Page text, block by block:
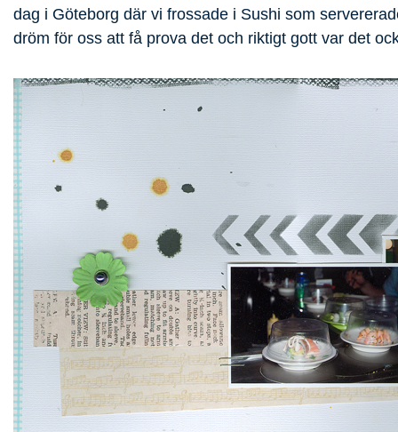
dag i Göteborg där vi frossade i Sushi som
dröm för oss att få prova det och riktigt gott var det